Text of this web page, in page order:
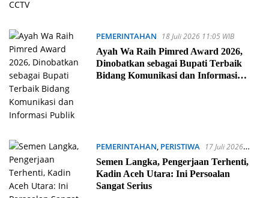
PEMERINTAHAN
18 Juli 2026 11:05 WIB
Ayah Wa Raih Pimred Award 2026,
Dinobatkan sebagai Bupati Terbaik
Bidang Komunikasi dan Informasi
PEMERINTAHAN, PERISTIWA
17 Juli 2026
21:16 WIB
Semen Langka, Pengerjaan Terhenti,
Kadin Aceh Utara: Ini Persoalan
Sangat Serius